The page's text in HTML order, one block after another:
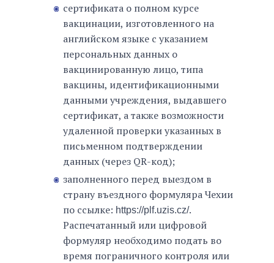
сертификата о полном курсе
вакцинации, изготовленного на
английском языке с указанием
персональных данных о
вакцинированную лицо, типа
вакцины, идентификационными
данными учреждения, выдавшего
сертификат, а также возможности
удаленной проверки указанных в
письменном подтверждении
данных (через QR-код);
заполненного перед выездом в
страну въездного формуляра Чехии
по ссылке: https://plf.uzis.cz/.
Распечатанный или цифровой
формуляр необходимо подать во
время пограничного контроля или